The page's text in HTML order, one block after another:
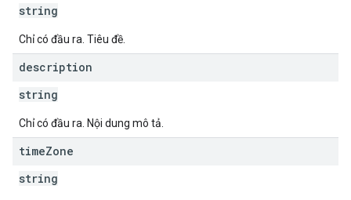
string
Chỉ có đầu ra. Tiêu đề.
description
string
Chỉ có đầu ra. Nội dung mô tả.
timeZone
string